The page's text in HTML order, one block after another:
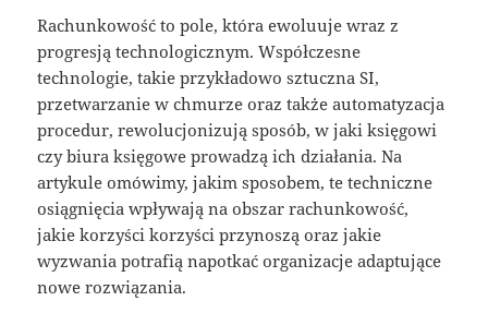
Rachunkowość to pole, która ewoluuje wraz z
progresją technologicznym. Współczesne
technologie, takie przykładowo sztuczna SI,
przetwarzanie w chmurze oraz także automatyzacja
procedur, rewolucjonizują sposób, w jaki księgowi
czy biura księgowe prowadzą ich działania. Na
artykule omówimy, jakim sposobem, te techniczne
osiągnięcia wpływają na obszar rachunkowość,
jakie korzyści korzyści przynoszą oraz jakie
wyzwania potrafią napotkać organizacje adaptujące
nowe rozwiązania.